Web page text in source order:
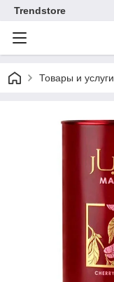
Trendstore
Товары и услуги